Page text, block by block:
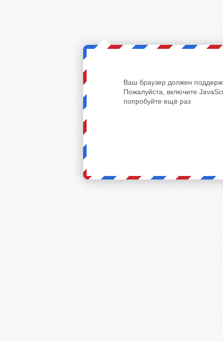
Ваш браузер должен
Пожалуйста, включите
попробуйте ещё раз